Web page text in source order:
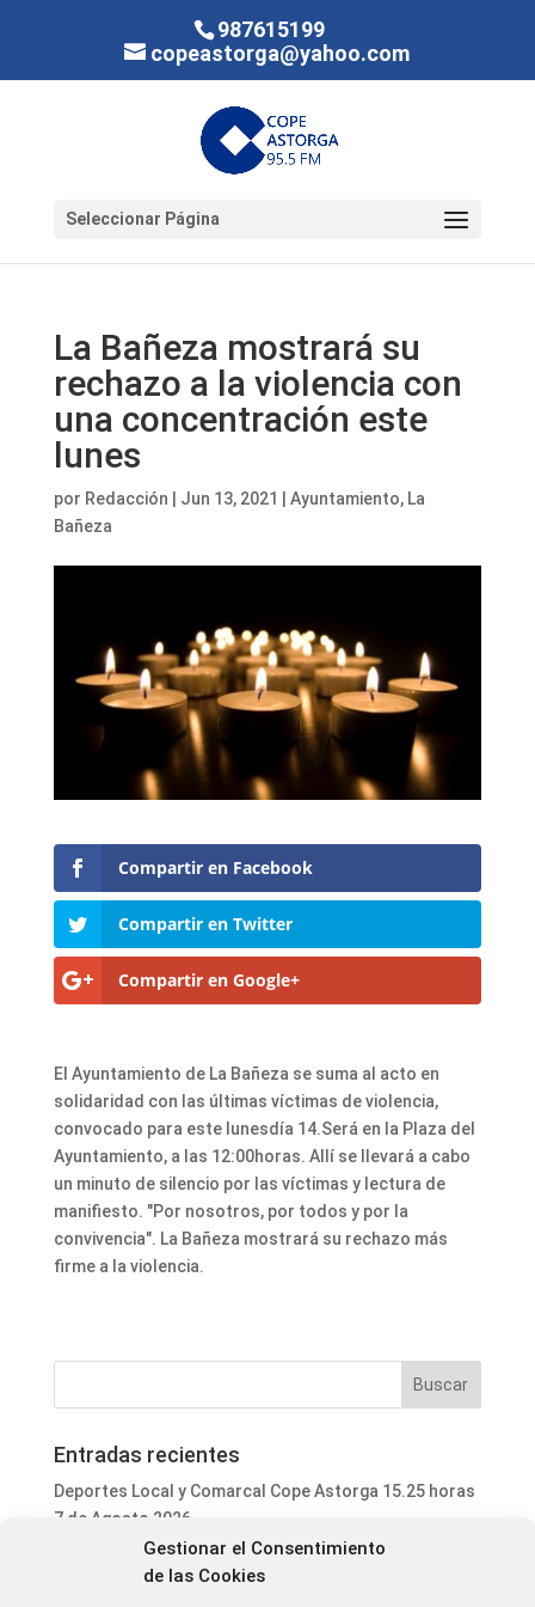
Gestionar el Consentimiento
de las Cookies
987615199
copeastorga@yahoo.com
Seleccionar Página
La Bañeza mostrará su
rechazo a la violencia con
una concentración este
lunes
por Redacción Jun 13, 2021 Ayuntamiento, La
Bañeza
Compartir en Facebook
Compartir en Twitter
Compartir en Google+
El Ayuntamiento de La Bañeza se suma al acto en
solidaridad con las últimas víctimas de violencia,
convocado para este lunesdía 14.Será en la Plaza del
Ayuntamiento, a las 12:00horas. Allí se llevará a cabo
un minuto de silencio por las víctimas y lectura de
manifiesto. "Por nosotros, por todos y por la
convivencia". La Bañeza mostrará su rechazo más
firme a la violencia.
Entradas recientes
Deportes Local y Comarcal Cope Astorga 15.25 horas
7 de Agosto 2026
Informativo Mediodía Cope Astorga 14.20 horas 7 de
Agosto 2026